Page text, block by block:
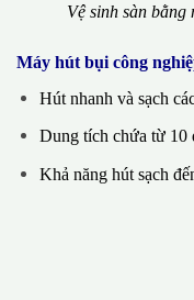
Vệ sinh sàn
Máy hút bụi công
Hút nhanh và sạch
Dung tích chứa từ 10
Khả năng hút sạch